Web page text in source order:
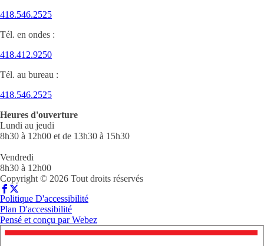
418.546.2525
Tél. en ondes :
418.412.9250
Tél. au bureau :
418.546.2525
Heures d'ouverture
Lundi au jeudi
8h30 à 12h00 et de 13h30 à 15h30
Vendredi
8h30 à 12h00
Copyright © 2026 Tout droits réservés
Politique D'accessibilité
Plan D'accessibilité
Pensé et conçu parWebez